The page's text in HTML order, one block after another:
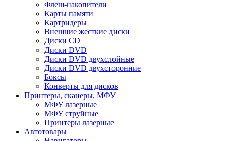
Флеш-накопители
Карты памяти
Картридеры
Внешние жесткие диски
Диски CD
Диски DVD
Диски DVD двухслойные
Диски DVD двухсторонние
Боксы
Конверты для дисков
Принтеры, сканеры, МФУ
МФУ лазерные
МФУ струйные
Принтеры лазерные
Автотовары